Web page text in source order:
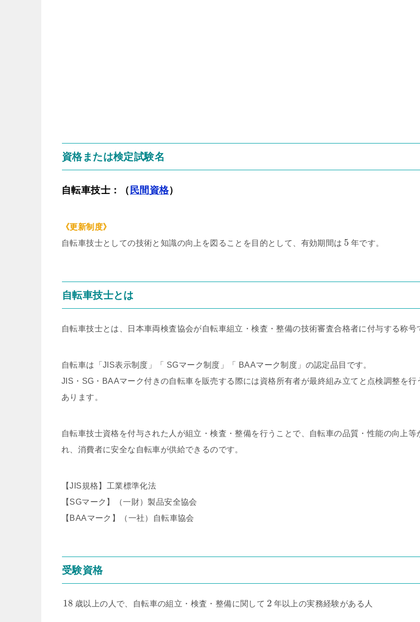
資格または検定試験名
自転車技士：（ 民間資格）
《更新制度》
自転車技士としての技術と知識の向上を図ることを目的として、有効期間は 5 年です。
自転車技士とは
自転車技士とは、日本車両検査協会が自転車組立・検査・整備の技術審査合格者に付与する称号
自転車は「JIS表示制度」「 SGマーク制度」「 BAAマーク制度」の認定品目です。
JIS・SG・BAAマーク付きの自転車を販売する際には資格所有者が最終組み立てと点検調整を行
あります。
自転車技士資格を付与された人が組立・検査・整備を行うことで、自転車の品質・性能の向上等
れ、消費者に安全な自転車が供給できるのです。
【JIS規格】工業標準化法
【SGマーク】（一財）製品安全協会
【BAAマーク】（一社）自転車協会
受験資格
18 歳以上の人で、自転車の組立・検査・整備に関して 2 年以上の実務経験がある人